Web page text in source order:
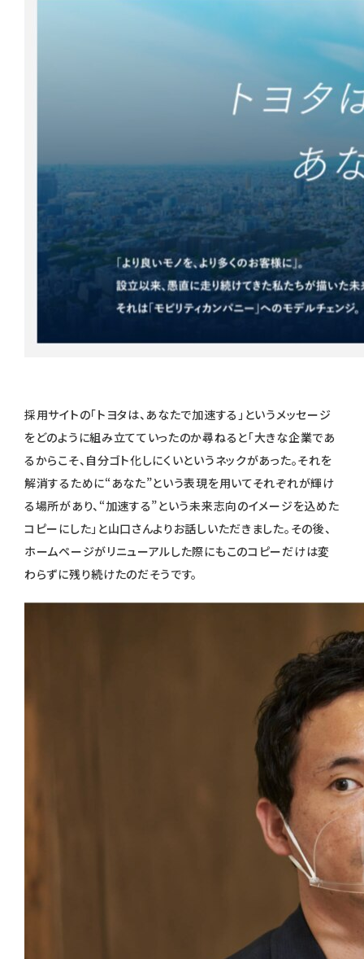
採用サイトの「トヨタは、あなたで加速する」というメッセージ
をどのように組み立てていったのか尋ねると「大きな企業であ
るからこそ、自分ゴト化しにくいというネックがあった。それを
解消するために“あなた”という表現を用いてそれぞれが輝け
る場所があり、“加速する”という未来志向のイメージを込めた
コピーにした」と山口さんよりお話しいただきました。その後、
ホームページがリニューアルした際にもこのコピーだけは変
わらずに残り続けたのだそうです。